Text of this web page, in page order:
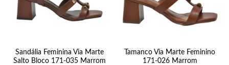
Sandália Feminina Via Marte
Salto Bloco 171-035 Marrom
Tamanco Via Marte Feminino
171-026 Marrom